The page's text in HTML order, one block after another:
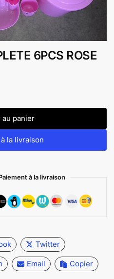
6PCS ROSE
au panier
la livraison
à la livraison
Twitter
Email Copier